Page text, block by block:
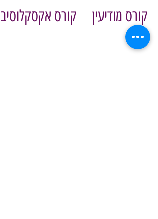
קורס מודיעין קורס אקסקלוסיב